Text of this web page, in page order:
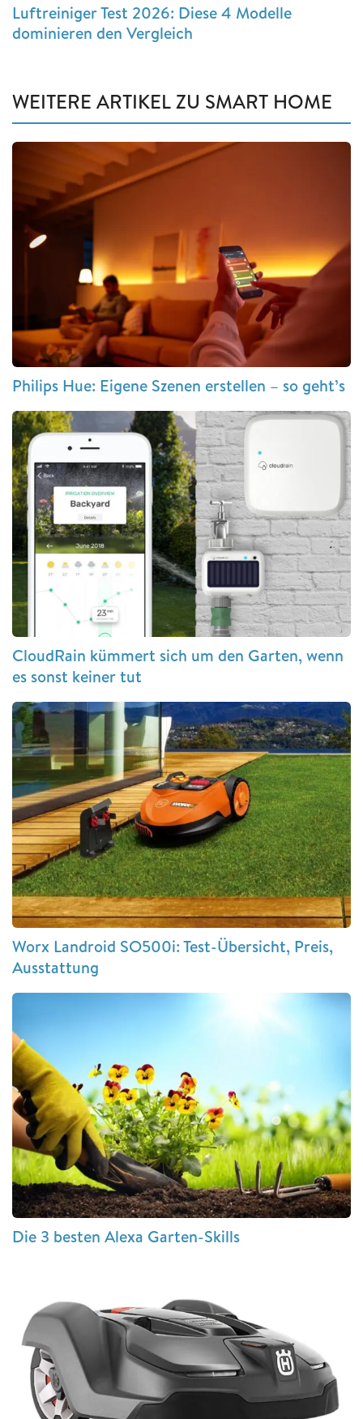
Luftreiniger Test 2026: Diese 4 Modelle
dominieren den Vergleich
WEITERE ARTIKEL ZU SMART HOME
Philips Hue: Eigene Szenen erstellen – so geht’s
CloudRain kümmert sich um den Garten, wenn
es sonst keiner tut
Worx Landroid SO500i: Test-Übersicht, Preis,
Ausstattung
Die 3 besten Alexa Garten-Skills